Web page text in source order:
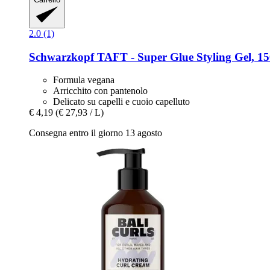
2.0 (1)
SchwarzkopfTAFT -​ Super Glue Styling Gel,
Formula vegana
Arricchito con pantenolo
Delicato su capelli e cuoio capelluto
€ 4,19 (€ 27,93 / L)
Consegna entro il giorno 13 agosto